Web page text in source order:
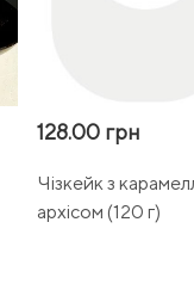
128.00 грн
Чізкейк з
архісом (120 г)